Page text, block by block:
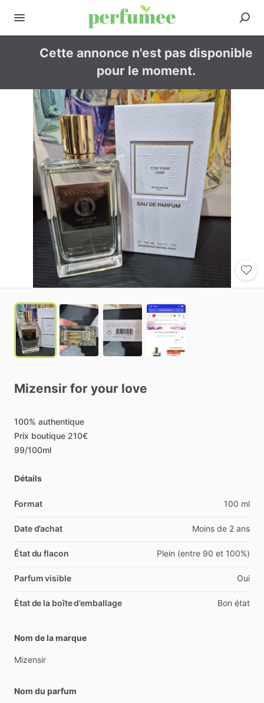
Cette annonce n'est pas disponible
pour le moment.
Mizensir for your love
100% authentique
Prix boutique 210€
99​/​100ml
Détails
Format 100 ml
Date d’achat Moins de 2 ans
État du flacon Plein (entre 90 et 100%)
Parfum visible Oui
État de la boîte d’emballage Bon état
Nom de la marque
Mizensir
Nom du parfum